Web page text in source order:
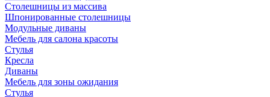
Столешницы из массива
Шпонированные столешницы
Модульные диваны
Мебель для салона красоты
Стулья
Кресла
Диваны
Мебель для зоны ожидания
Стулья